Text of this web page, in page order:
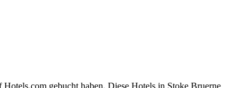
gebucht haben. Diese Hotels in Stoke Bruerne